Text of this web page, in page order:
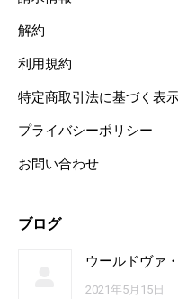
解約
利用規約
特定商取引法に基づく表
プライバシーポリシー
お問い合わせ
ブログ
ウールドヴァ
2021年5月15日